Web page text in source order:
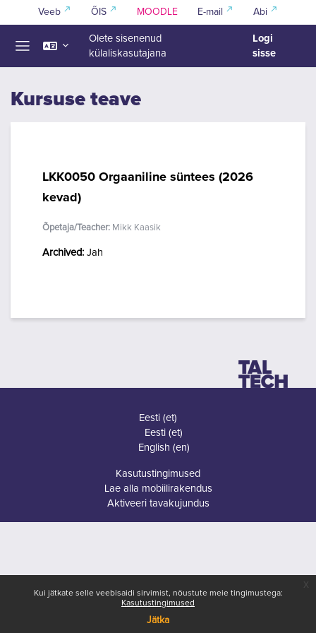
Jäta vahele peasisuni
Kui jätkate selle veebisaidi sirvimist, nõustute meie tingimustega:
Kasutustingimused
Jätka
Veeb ÕIS MOODLE E-mail Abi
Olete sisenenud
külaliskasutajana
Logi
sisse
Kursuse teave
LKK0050 Orgaaniline süntees (2026
kevad)
Õpetaja/Teacher: Mikk Kaasik
Archived: Jah
Eesti ‎(et)‎
Eesti ‎(et)‎
English ‎(en)‎
Kasutustingimused
Lae alla mobiilirakendus
Aktiveeri tavakujundus